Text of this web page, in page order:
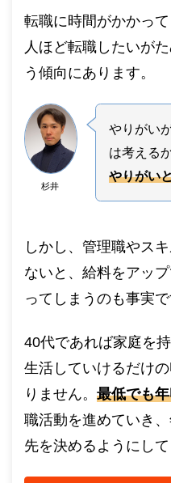
転職に時間がかかっ
人ほど転職したいが
う傾向にあります。
杉井
やりがい
は考える
やりがい
しかし、管理職やス
ないと、給料をアッ
ってしまうのも事実で
40代であれば家庭を
生活していけるだけ
りません。 最低でも
職活動を進めていき
先を決めるようにして